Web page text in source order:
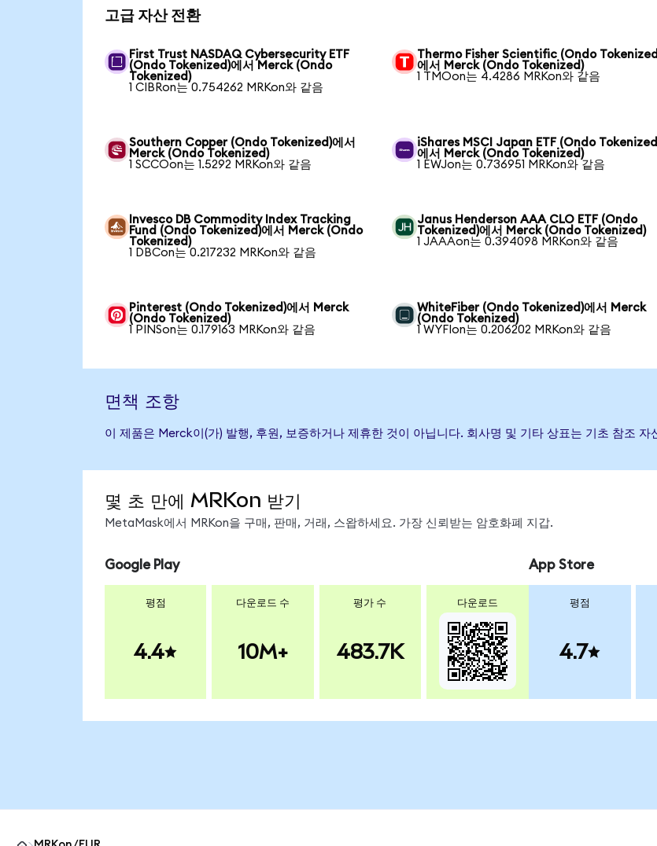
고급 자산 전환
First Trust NASDAQ Cybersecurity ETF
(Ondo Tokenized)에서 Merck (Ondo
Tokenized)
1 CIBRon는 0.754262 MRKon와 같음
Thermo Fisher Scientific (Ondo
에서 Merck (Ondo Tokenized)
1 TMOon는 4.4286 MRKon와 같음
Southern Copper (Ondo Tokenized)에서
Merck (Ondo Tokenized)
1 SCCOon는 1.5292 MRKon와 같음
iShares MSCI Japan ETF (Ondo
에서 Merck (Ondo Tokenized)
1 EWJon는 0.736951 MRKon와 같음
Invesco DB Commodity Index Tracking
Fund (Ondo Tokenized)에서 Merck (Ondo
Tokenized)
1 DBCon는 0.217232 MRKon와 같음
Janus Henderson AAA CLO ETF (Ondo
Tokenized)에서 Merck (Ondo Tokenized)
1 JAAAon는 0.394098 MRKon와 같음
Pinterest (Ondo Tokenized)에서 Merck
(Ondo Tokenized)
1 PINSon는 0.179163 MRKon와 같음
WhiteFiber (Ondo Tokenized)에서 Merck
(Ondo Tokenized)
1 WYFIon는 0.206202 MRKon와 같음
면책 조항
이 제품은 Merck이(가) 발행, 후원, 보증하거나 제휴한 것이 아닙니다. 회사명 및 기타 상표는 기초 참조 자
몇 초 만에 MRKon 받기
MetaMask에서 MRKon을 구매, 판매, 거래, 스왑하세요. 가장 신뢰받는 암호화폐 지갑.
Google Play
평점
4.4
다운로드 수
10M+
평가 수
483.7K
다운로드
App Store
평점
4.7